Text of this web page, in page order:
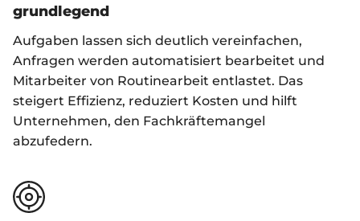
grundlegend
Aufgaben lassen sich deutlich vereinfachen,
Anfragen werden automatisiert bearbeitet und
Mitarbeiter von Routinearbeit entlastet. Das
steigert Effizienz, reduziert Kosten und hilft
Unternehmen, den Fachkräftemangel
abzufedern.